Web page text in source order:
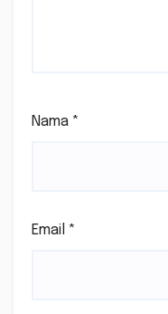
Nama *
Email *